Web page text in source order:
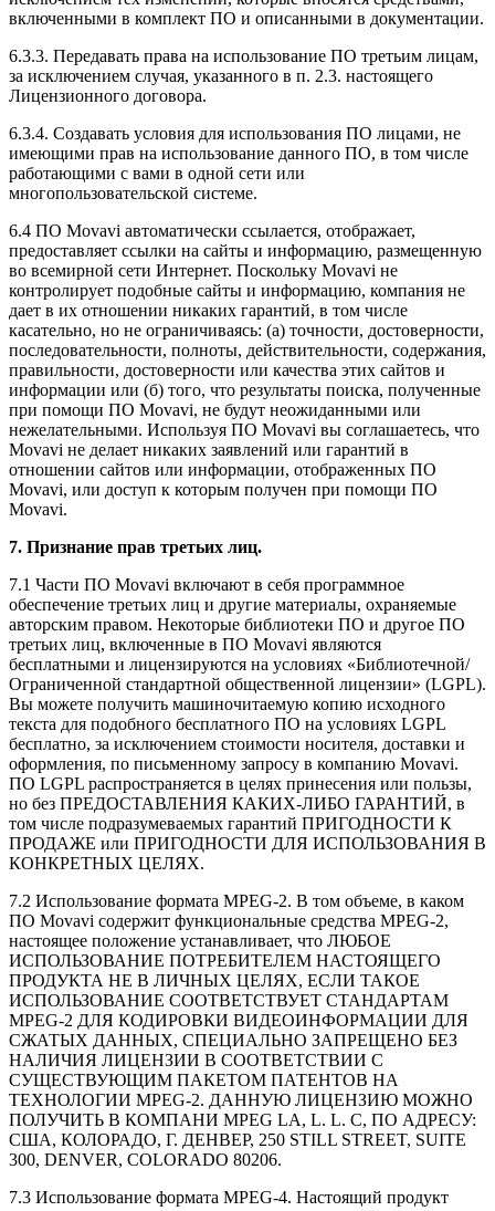
включенными в комплект ПО и описанными в документации.
6.3.3. Передавать права на использование ПО третьим лицам,
за исключением случая, указанного в п. 2.3. настоящего
Лицензионного договора.
6.3.4. Создавать условия для использования ПО лицами, не
имеющими прав на использование данного ПО, в том числе
работающими с вами в одной сети или
многопользовательской системе.
6.4 ПО Movavi автоматически ссылается, отображает,
предоставляет ссылки на сайты и информацию, размещенную
во всемирной сети Интернет. Поскольку Movavi не
контролирует подобные сайты и информацию, компания не
дает в их отношении никаких гарантий, в том числе
касательно, но не ограничиваясь: (а) точности, достоверности,
последовательности, полноты, действительности, содержания,
правильности, достоверности или качества этих сайтов и
информации или (б) того, что результаты поиска, полученные
при помощи ПО Movavi, не будут неожиданными или
нежелательными. Используя ПО Movavi вы соглашаетесь, что
Movavi не делает никаких заявлений или гарантий в
отношении сайтов или информации, отображенных ПО
Movavi, или доступ к которым получен при помощи ПО
Movavi.
7. Признание прав третьих лиц.
7.1 Части ПО Movavi включают в себя программное
обеспечение третьих лиц и другие материалы, охраняемые
авторским правом. Некоторые библиотеки ПО и другое ПО
третьих лиц, включенные в ПО Movavi являются
бесплатными и лицензируются на условиях «Библиотечной/
Ограниченной стандартной общественной лицензии» (LGPL).
Вы можете получить машиночитаемую копию исходного
текста для подобного бесплатного ПО на условиях LGPL
бесплатно, за исключением стоимости носителя, доставки и
оформления, по письменному запросу в компанию Movavi.
ПО LGPL распространяется в целях принесения или пользы,
но без ПРЕДОСТАВЛЕНИЯ КАКИХ-ЛИБО ГАРАНТИЙ, в
том числе подразумеваемых гарантий ПРИГОДНОСТИ К
ПРОДАЖЕ или ПРИГОДНОСТИ ДЛЯ ИСПОЛЬЗОВАНИЯ В
КОНКРЕТНЫХ ЦЕЛЯХ.
7.2 Использование формата MPEG-2. В том объеме, в каком
ПО Movavi содержит функциональные средства MPEG-2,
настоящее положение устанавливает, что ЛЮБОЕ
ИСПОЛЬЗОВАНИЕ ПОТРЕБИТЕЛЕМ НАСТОЯЩЕГО
ПРОДУКТА НЕ В ЛИЧНЫХ ЦЕЛЯХ, ЕСЛИ ТАКОЕ
ИСПОЛЬЗОВАНИЕ СООТВЕТСТВУЕТ СТАНДАРТАМ
MPEG-2 ДЛЯ КОДИРОВКИ ВИДЕОИНФОРМАЦИИ ДЛЯ
СЖАТЫХ ДАННЫХ, СПЕЦИАЛЬНО ЗАПРЕЩЕНО БЕЗ
НАЛИЧИЯ ЛИЦЕНЗИИ В СООТВЕТСТВИИ С
СУЩЕСТВУЮЩИМ ПАКЕТОМ ПАТЕНТОВ НА
ТЕХНОЛОГИИ MPEG-2. ДАННУЮ ЛИЦЕНЗИЮ МОЖНО
ПОЛУЧИТЬ В КОМПАНИ MPEG LA, L. L. C, ПО АДРЕСУ:
США, КОЛОРАДО, Г. ДЕНВЕР, 250 STILL STREET, SUITE
300, DENVER, COLORADO 80206.
7.3 Использование формата MPEG-4. Настоящий продукт